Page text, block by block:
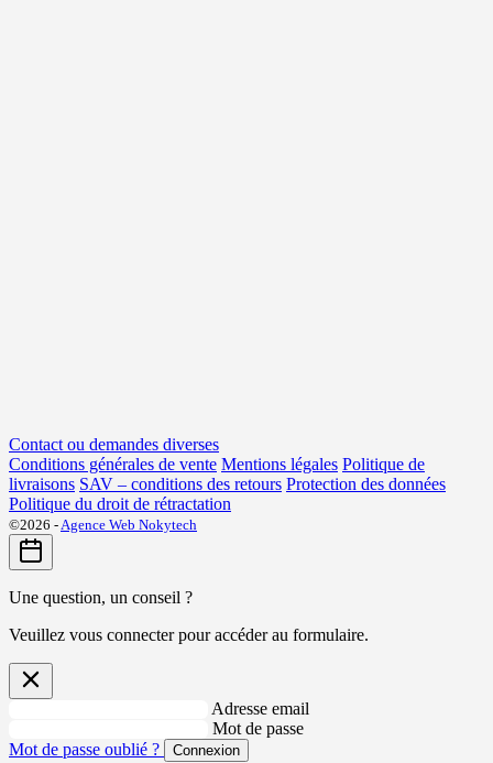
Contact ou demandes diverses
Conditions générales de vente Mentions légales Politique de
livraisons SAV – conditions des retours Protection des données
Politique du droit de rétractation
©2026 -Agence Web Nokytech
Une question, un conseil ?
Veuillez vous connecter pour accéder au formulaire.
Adresse email
Mot de passe
Mot de passe oublié ?
Connexion